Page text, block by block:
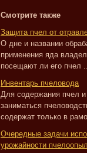
Смотрите также
Защита пчел от
О дне и названии
применения яда
посещают ли его пчел
Инвентарь пчеловода
Для содержания пчел и
заниматься
содержат только в
Очередные задачи
урожайности